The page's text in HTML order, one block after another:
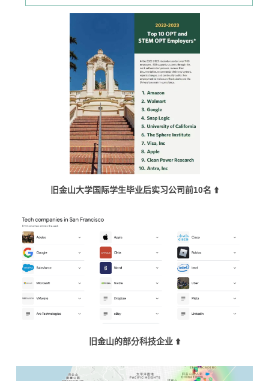
旧金山大学国际学生毕业后实习公司前10名 ⬆️
旧金山的部分科技企业 ⬆️